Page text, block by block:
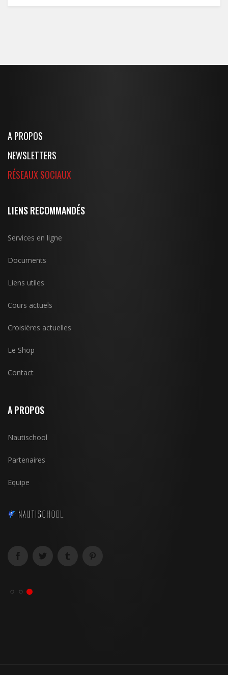
A PROPOS
NEWSLETTERS
RÉSEAUX SOCIAUX
LIENS RECOMMANDÉS
Services en ligne
Documents
Liens utiles
Cours actuels
Croisières actuelles
Le Shop
Contact
A PROPOS
Nautischool
Partenaires
Equipe